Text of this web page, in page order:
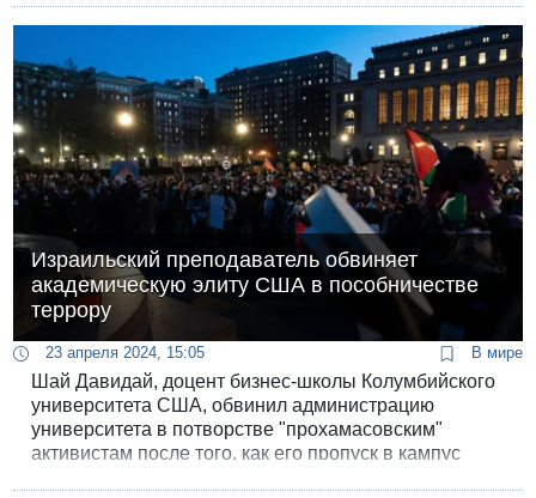
Израильский преподаватель обвиняет
академическую элиту США в пособничестве
террору
23 апреля 2024, 15:05 В мире
Шай Давидай, доцент бизнес-школы Колумбийского
университета США, обвинил администрацию
университета в потворстве "прохамасовским"
активистам после того, как его пропуск в кампус